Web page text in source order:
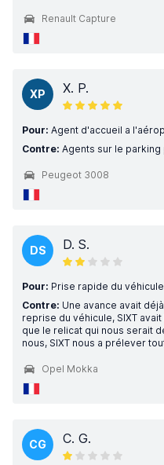
Renault Capture
XP X. P.
Pour: Agent d'accueil a
Contre: Agents sur le
Peugeot 3008
DS D. S.
Pour: Prise rapide du véhicule
Contre: Une avance avait
reprise du véhicule, SIXT
que le relicat qui nous serait
nous, SIXT nous a prélever
Opel Mokka
CG C. G.